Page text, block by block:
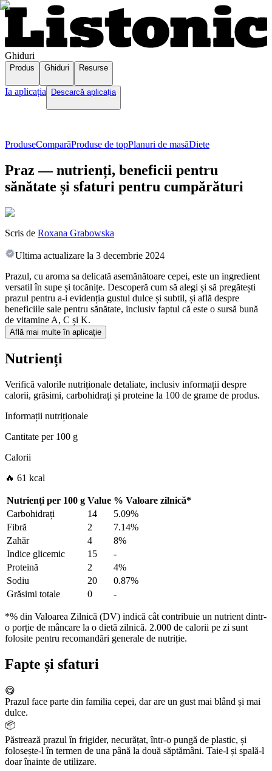
Ghiduri
Produs Ghiduri Resurse
Ia aplicația Descarcă aplicația
ProduseComparăProduse de topPlanuri de masăDiete
Praz — nutrienți, beneficii pentru
sănătate și sfaturi pentru cumpărături
Scris de Roxana Grabowska
Ultima actualizare la 3 decembrie 2024
Prazul, cu aroma sa delicată asemănătoare cepei, este un ingredient
versatil în supe și tocănițe. Descoperă cum să alegi și să pregătești
prazul pentru a-i evidenția gustul dulce și subtil, și află despre
beneficiile sale pentru sănătate, inclusiv faptul că este o sursă bună
de vitamine A, C și K.
Află mai multe în aplicație
Nutrienți
Verifică valorile nutriționale detaliate, inclusiv informații despre
calorii, grăsimi, carbohidrați și proteine la 100 de grame de produs.
Informații nutriționale
Cantitate per100 g
Calorii
🔥 61 kcal
Nutrienți per 100 g Value % Valoare zilnică*
Carbohidrați
14
5.09%
Fibră
2
7.14%
Zahăr
4
8%
Indice glicemic
15
-
Proteină
2
4%
Sodiu
20
0.87%
Grăsimi totale
0 -
*% din Valoarea Zilnică (DV) indică cât contribuie un nutrient dintr-
o porție de mâncare la o dietă zilnică. 2.000 de calorii pe zi sunt
folosite pentru recomandări generale de nutriție.
Fapte și sfaturi
😋
Prazul face parte din familia cepei, dar are un gust mai blând și mai
dulce.
📦
Păstrează prazul în frigider, necurățat, într-o pungă de plastic, și
folosește-l în termen de una până la două săptămâni. Taie-l și spală-l
doar înainte de utilizare.